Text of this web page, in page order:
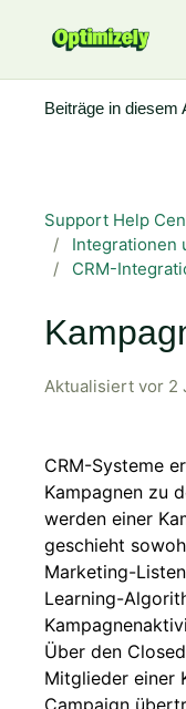
Support Help
Integrationen
CRM-
Aktualisiert vor 2
CRM-Systeme
Kampagnen zu
werden einer
geschieht
Marketing-
Learning-
Über den
Mitglieder einer
Campaign
Beiträge in diesem